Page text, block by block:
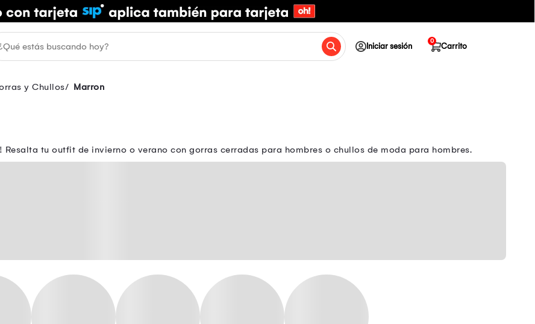
Iniciar sesión Carrito
0
y Chullos Marron
tu outfit de invierno o verano con gorras cerradas para hombres o chullos de moda para hombres.